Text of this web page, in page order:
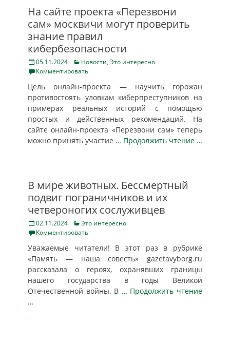
На сайте проекта «Перезвони
сам» москвичи могут проверить
знание правил
кибербезопасности
Posted
on
05.11.2024 Categories
Новости, Это интересно
Комментировать
Цель онлайн-проекта — научить горожан
противостоять уловкам киберпреступников на
примерах реальных историй с помощью
простых и действенных рекомендаций. На
сайте онлайн-проекта «Перезвони сам» теперь
можно принять участие … Продолжить чтение …
В мире животных. Бессмертный
подвиг пограничников и их
четвероногих сослуживцев
Posted
on
02.11.2024 Categories
Это интересно
Комментировать
Уважаемые читатели! В этот раз в рубрике
«Память — наша совесть» gazetavyborg.ru
рассказала о героях, охранявших границы
нашего государства в годы Великой
Отечественной войны. В … Продолжить чтение
…